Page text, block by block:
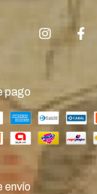
pago
envío